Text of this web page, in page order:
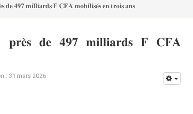
𝐝𝐞 𝟒𝟗𝟕 𝐦𝐢𝐥𝐥𝐢𝐚𝐫𝐝𝐬 𝐅 𝐂𝐅𝐀 𝐦𝐨𝐛𝐢𝐥𝐢𝐬𝐞́𝐬 𝐞𝐧 𝐭𝐫𝐨𝐢𝐬 𝐚𝐧𝐬
: 𝐩𝐫𝐞̀𝐬 𝐝𝐞 𝟒𝟗𝟕 𝐦𝐢𝐥𝐥𝐢𝐚𝐫𝐝𝐬 𝐅 𝐂𝐅𝐀
: 31 mars 2026